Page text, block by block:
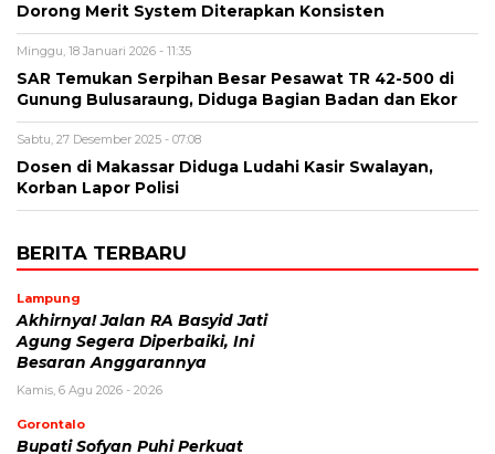
Dorong Merit System Diterapkan Konsisten
Minggu, 18 Januari 2026 - 11:35
SAR Temukan Serpihan Besar Pesawat TR 42-500 di
Gunung Bulusaraung, Diduga Bagian Badan dan Ekor
Sabtu, 27 Desember 2025 - 07:08
Dosen di Makassar Diduga Ludahi Kasir Swalayan,
Korban Lapor Polisi
BERITA TERBARU
Lampung
Akhirnya! Jalan RA Basyid Jati
Agung Segera Diperbaiki, Ini
Besaran Anggarannya
Kamis, 6 Agu 2026 - 20:26
Gorontalo
Bupati Sofyan Puhi Perkuat